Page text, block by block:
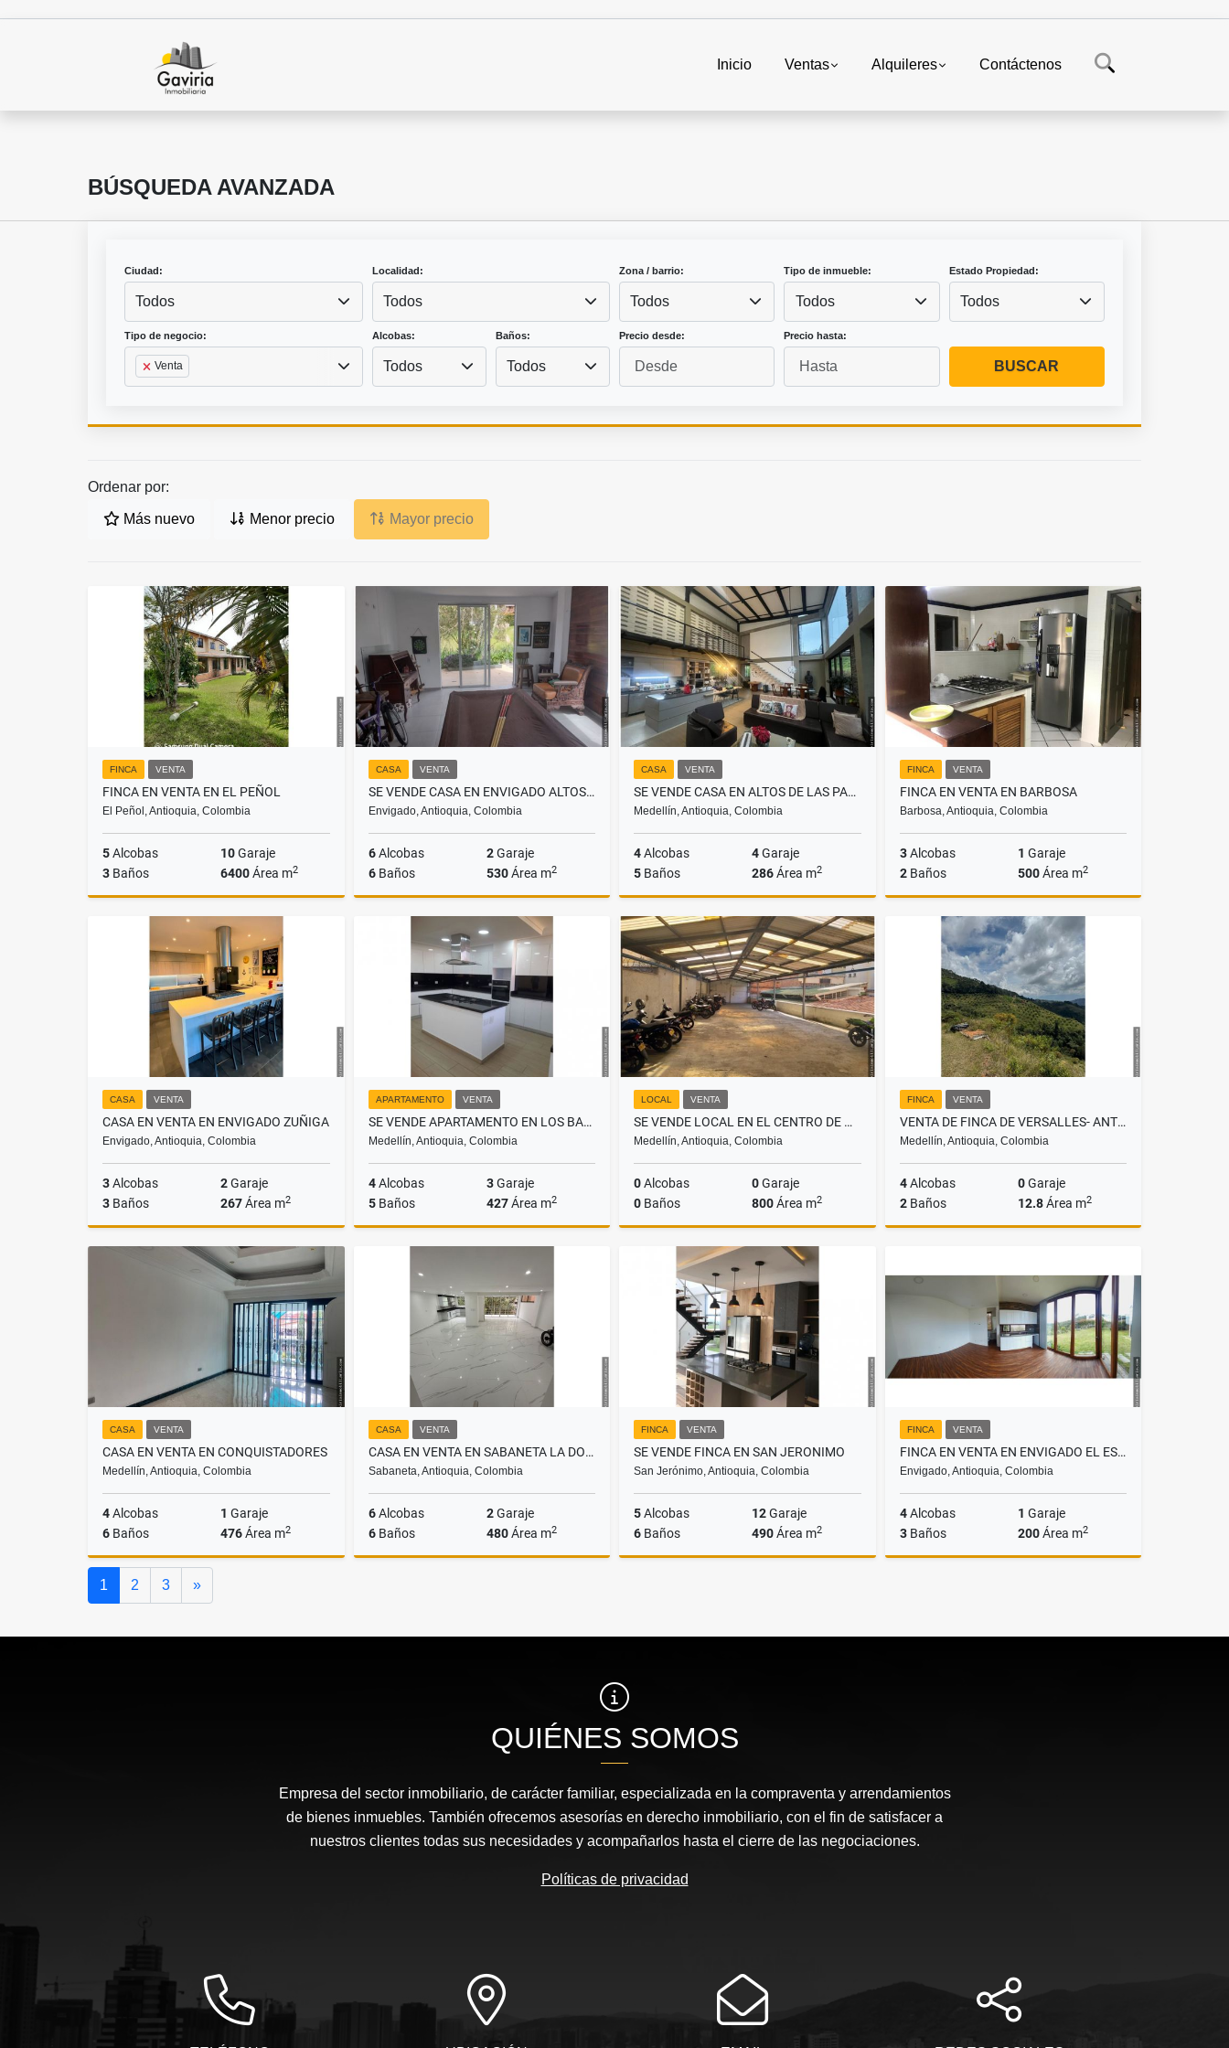
Inicio Ventas Alquileres Contáctenos
BÚSQUEDA AVANZADA
Ciudad:
Todos
Localidad:
Todos
Zona / barrio:
Todos
Tipo de inmueble:
Todos
Estado Propiedad:
Todos
Tipo de negocio:
Venta
Alcobas:
Todos
Baños:
Todos
Precio desde: Precio hasta:
BUSCAR
Ordenar por:
Más nuevo Menor precio Mayor precio
FINCA VENTA
FINCA EN VENTA EN EL PEÑOL
El Peñol, Antioquia, Colombia
5Alcobas 10Garaje
3 Baños 6400Área m2
$4.500.000.000
CASA VENTA
SE VENDE CASA EN ENVIGADO ALTOS DEL ESCOBERO.
Envigado, Antioquia, Colombia
6Alcobas 2Garaje
6Baños 530Área m2
$2.700.000.000
CASA VENTA
SE VENDE CASA EN ALTOS DE LAS PALMAS
Medellín, Antioquia, Colombia
4Alcobas 4Garaje
5 Baños 286Área m2
Venta
$2.500.000.000
FINCA VENTA
FINCA EN VENTA EN BARBOSA
Barbosa, Antioquia, Colombia
3Alcobas 1 Garaje
2Baños 500Área m2
$2.500.000.000
CASA VENTA
CASA EN VENTA EN ENVIGADO ZUÑIGA
Envigado, Antioquia, Colombia
3Alcobas 2Garaje
3 Baños 267Área m2
Venta
$2.350.000.000
APARTAMENTO VENTA
SE VENDE APARTAMENTO EN LOS BALSOS EL POBLADO.
Medellín, Antioquia, Colombia
4Alcobas 3Garaje
5Baños 427Área m2
$2.300.000.000
LOCAL VENTA
SE VENDE LOCAL EN EL CENTRO DE MEDELLÍN
Medellín, Antioquia, Colombia
0Alcobas 0Garaje
0 Baños 800Área m2
$2.230.000.000
FINCA VENTA
VENTA DE FINCA DE VERSALLES- ANTIOQUIA
Medellín, Antioquia, Colombia
4Alcobas 0Garaje
2Baños 12.8Área m2
$2.200.000.000
CASA VENTA
CASA EN VENTA EN CONQUISTADORES
Medellín, Antioquia, Colombia
4Alcobas 1 Garaje
6 Baños 476Área m2
CASA VENTA
CASA EN VENTA EN SABANETA LA DOCTORA
Sabaneta, Antioquia, Colombia
6Alcobas 2Garaje
6Baños 480Área m2
FINCA VENTA
SE VENDE FINCA EN SAN JERONIMO
San Jerónimo, Antioquia, Colombia
5Alcobas 12Garaje
6 Baños 490Área m2
FINCA VENTA
FINCA EN VENTA EN ENVIGADO EL ESCOBERO
Envigado, Antioquia, Colombia
4Alcobas 1 Garaje
3Baños 200Área m2
1 2 3 »Siguiente
QUIÉNES SOMOS
Empresa del sector inmobiliario, de carácter familiar, especializada en la compraventa y arrendamientos
de bienes inmuebles. También ofrecemos asesorías en derecho inmobiliario, con el fin de satisfacer a
nuestros clientes todas sus necesidades y acompañarlos hasta el cierre de las negociaciones.
Políticas de privacidad